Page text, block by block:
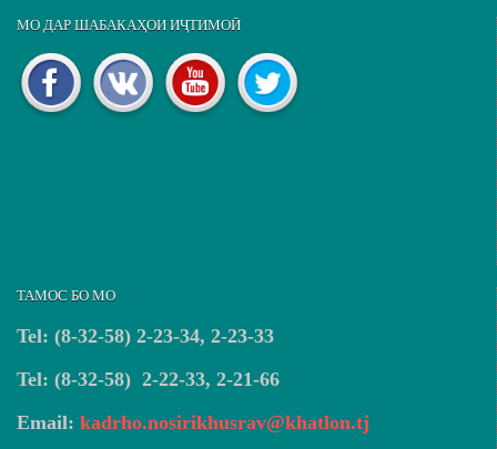
МО ДАР ШАБАКАҲОИ ИҶТИМОӢ
ТАМОС БО МО
Tel: (8-32-58) 2-23-34, 2-23-33
Tel: (8-32-58) 2-22-33, 2-21-66
Email: kadrho.nosirikhusrav@khatlon.tj